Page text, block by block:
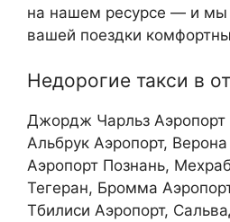
на нашем ресурсе — и мы
вашей поездки
Недорогие такси в
Джордж Чарльз
Альбрук Аэропорт,
Аэропорт Познань,
Тегеран, Бромма
Тбилиси Аэропорт,